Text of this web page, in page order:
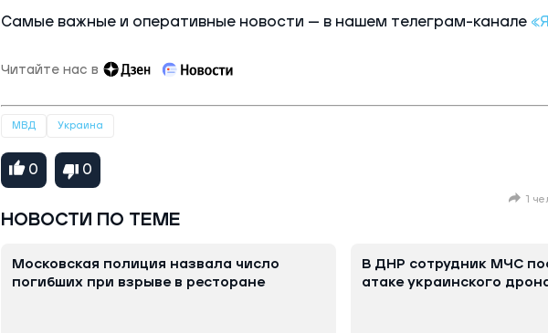
Самые важные и оперативные новости — в нашем телеграм-канале
Читайте нас в
МВД Украина
0 0
1
НОВОСТИ ПО ТЕМЕ
Московская полиция назвала число
погибших при взрыве в ресторане
В ДНР сотрудник МЧС
атаке украинского